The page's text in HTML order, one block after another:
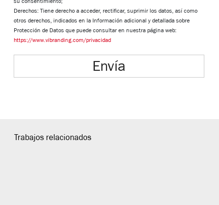
Derechos: Tiene derecho a acceder, rectificar, suprimir los datos, así como
otros derechos, indicados en la Información adicional y detallada sobre
Protección de Datos que puede consultar en nuestra página web:
https://www.vibranding.com/privacidad
Envía
Trabajos relacionados